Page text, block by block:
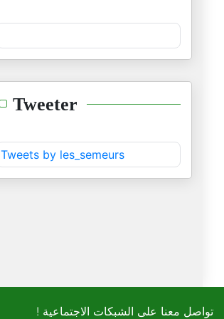
Tweeter
Tweets by les_semeurs
! تواصل معنا على الشبكات الاجتماعية